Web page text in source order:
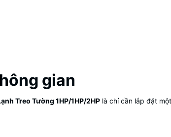
gian
Treo Tường 1HP/1HP/2HP là chỉ cần lắp đặt